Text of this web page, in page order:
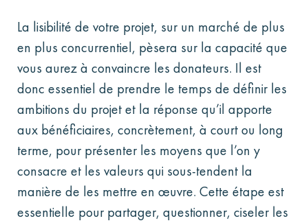
La lisibilité de votre projet, sur un marché de plus
en plus concurrentiel, pèsera sur la capacité que
vous aurez à convaincre les donateurs. Il est
donc essentiel de prendre le temps de définir les
ambitions du projet et la réponse qu’il apporte
aux bénéficiaires, concrètement, à court ou long
terme, pour présenter les moyens que l’on y
consacre et les valeurs qui sous-tendent la
manière de les mettre en œuvre. Cette étape est
essentielle pour partager, questionner, ciseler les